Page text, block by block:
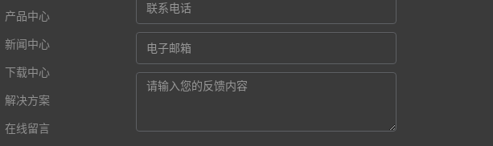
产品中心
新闻中心
下载中心
解决方案
在线留言